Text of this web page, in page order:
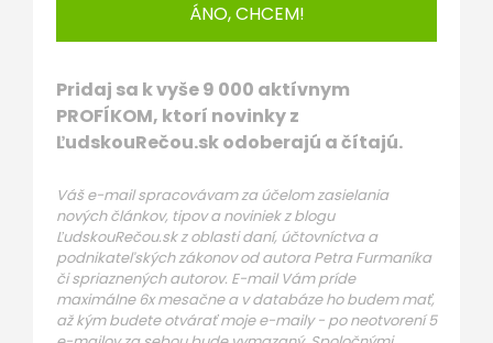
ÁNO, CHCEM!
Pridaj sa k vyše 9 000 aktívnym
PROFÍKOM, ktorí novinky z
ĽudskouRečou.sk odoberajú a čítajú.
Váš e-mail spracovávam za účelom zasielania
nových článkov, tipov a noviniek z blogu
ĽudskouRečou.sk z oblasti daní, účtovníctva a
podnikateľských zákonov od autora Petra Furmaníka
či spriaznených autorov. E-mail Vám príde
maximálne 6x mesačne a v databáze ho budem mať,
až kým budete otvárať moje e-maily - po neotvorení 5